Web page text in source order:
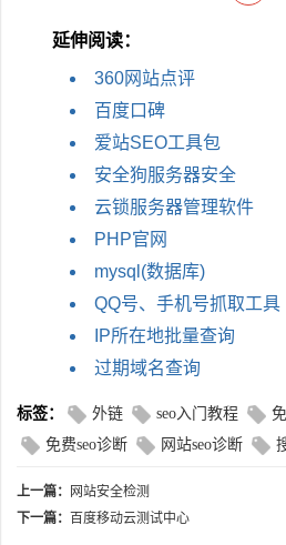
延伸阅读：
360网站点评
百度口碑
爱站SEO工具包
安全狗服务器安全
云锁服务器管理软件
PHP官网
mysql(数据库)
QQ号、手机号抓取工具
IP所在地批量查询
过期域名查询
标签： 外链 seo入门教程
免费seo诊断
网站seo诊断
上一篇：
网站安全检测
下一篇：
百度移动云测试中心